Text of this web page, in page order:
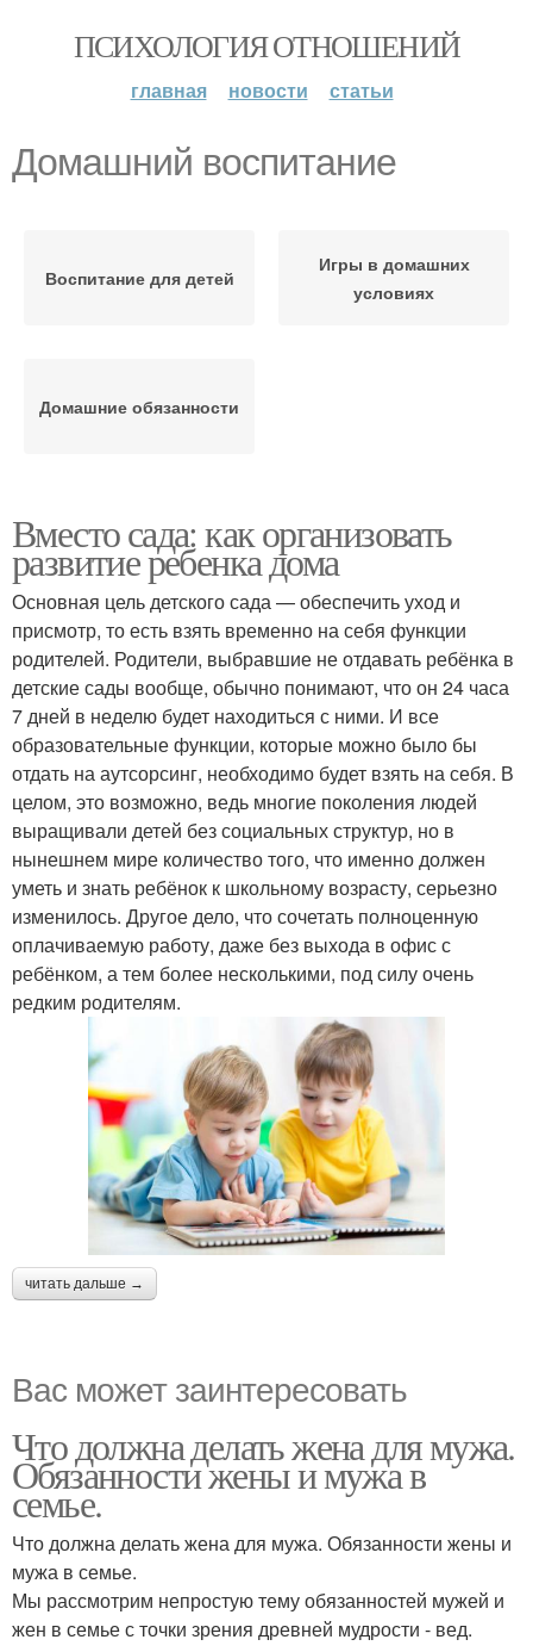
ПСИХОЛОГИЯ ОТНОШЕНИЙ
главная новости статьи
Домашний воспитание
Воспитание для детей
Игры в домашних
условиях
Домашние обязанности
Вместо сада: как организовать
развитие ребенка дома
Основная цель детского сада — обеспечить уход и
присмотр, то есть взять временно на себя функции
родителей. Родители, выбравшие не отдавать ребёнка в
детские сады вообще, обычно понимают, что он 24 часа
7 дней в неделю будет находиться с ними. И все
образовательные функции, которые можно было бы
отдать на аутсорсинг, необходимо будет взять на себя. В
целом, это возможно, ведь многие поколения людей
выращивали детей без социальных структур, но в
нынешнем мире количество того, что именно должен
уметь и знать ребёнок к школьному возрасту, серьезно
изменилось. Другое дело, что сочетать полноценную
оплачиваемую работу, даже без выхода в офис с
ребёнком, а тем более несколькими, под силу очень
редким родителям.
читать дальше →
Вас может заинтересовать
Что должна делать жена для мужа.
Обязанности жены и мужа в
семье.
Что должна делать жена для мужа. Обязанности жены и
мужа в семье.
Мы рассмотрим непростую тему обязанностей мужей и
жен в семье с точки зрения древней мудрости - вед.